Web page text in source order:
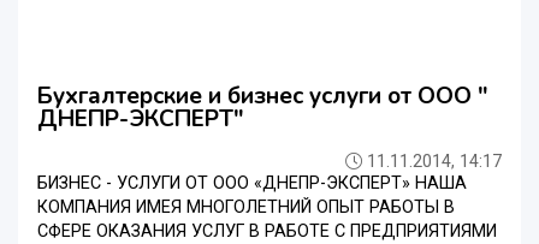
Бухгалтерские и бизнес услуги от ООО "
ДНЕПР-ЭКСПЕРТ"
11.11.2014, 14:17
БИЗНЕС - УСЛУГИ ОТ ООО «ДНЕПР-ЭКСПЕРТ» НАША
КОМПАНИЯ ИМЕЯ МНОГОЛЕТНИЙ ОПЫТ РАБОТЫ В
СФЕРЕ ОКАЗАНИЯ УСЛУГ В РАБОТЕ С ПРЕДПРИЯТИЯМИ